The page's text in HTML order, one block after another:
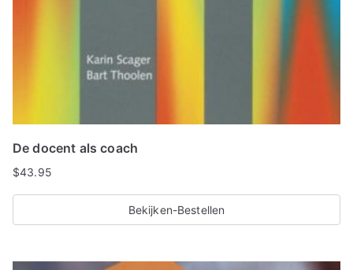
De docent als coach
$43.95
Bekijken-Bestellen